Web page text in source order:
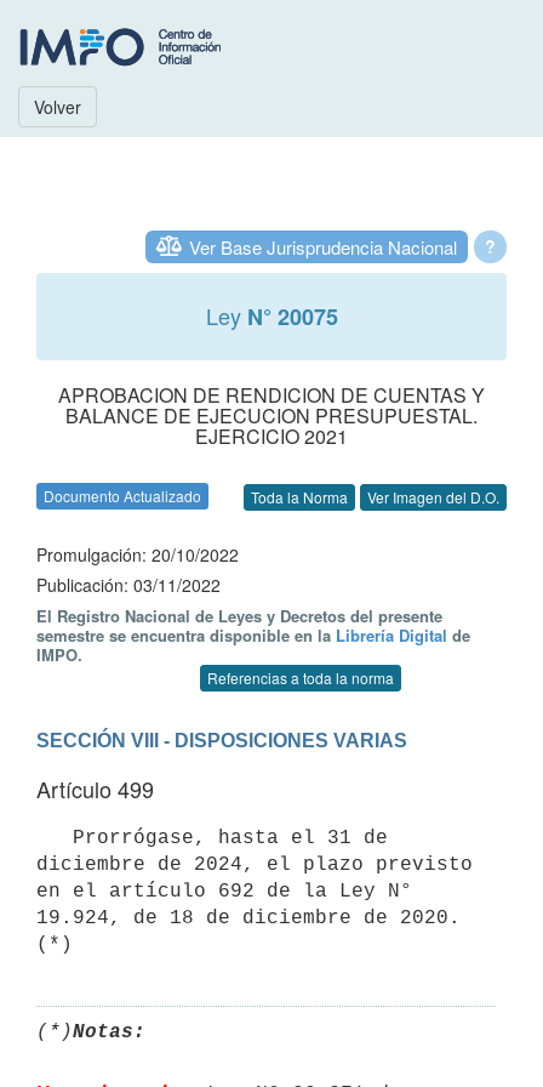
Volver
?
Ver Base Jurisprudencia Nacional
Ley N° 20075
APROBACION DE RENDICION DE CUENTAS Y
BALANCE DE EJECUCION PRESUPUESTAL.
EJERCICIO 2021
Documento Actualizado Toda la Norma Ver Imagen del D.O.
Promulgación: 20/10/2022
Publicación: 03/11/2022
El Registro Nacional de Leyes y Decretos del presente
semestre se encuentra disponible en la Librería Digital de
IMPO.
Referencias a toda la norma
SECCIÓN VIII - DISPOSICIONES VARIAS
Artículo 499
diciembre de 2024, el plazo previsto
en el artículo 692 de la Ley N°
19.924, de 18 de diciembre de 2020.
(*)
(*)Notas: